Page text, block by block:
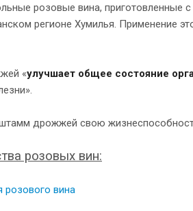
розовые вина, приготовленные
регионе Хумилья.
«улучшает общее состояние
дрожжей свою
розовых вин:
розового вина